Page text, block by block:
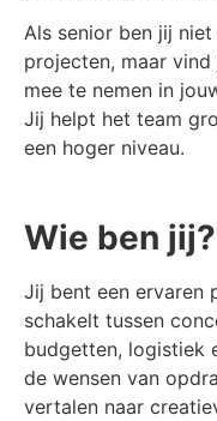
Als senior ben jij
projecten, maar vind
mee te nemen in
Jij helpt het team
een hoger niveau.
Wie ben jij?
Jij bent een ervaren
schakelt tussen
budgetten, logistiek
de wensen van
vertalen naar